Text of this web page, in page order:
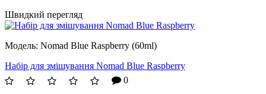
Швидкий перегляд
Модель: Nomad Blue Raspberry (60ml)
Набір для змішування Nomad Blue Raspberry
0